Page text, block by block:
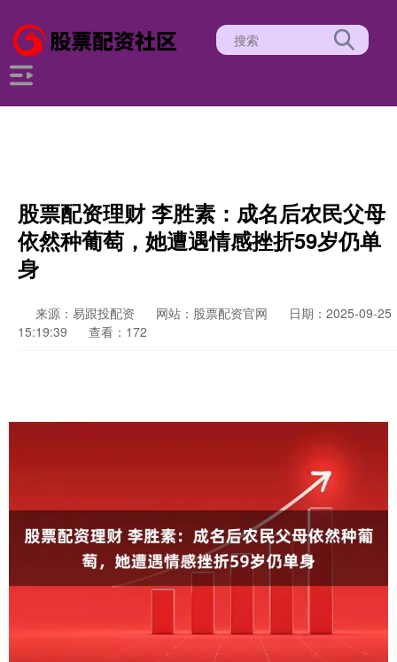
股票配资理财 李胜素：成名后农民父母
依然种葡萄，她遭遇情感挫折59岁仍单
身
来源：易跟投配资 网站：股票配资官网
日期：2025-09-25
15:19:39
查看：172